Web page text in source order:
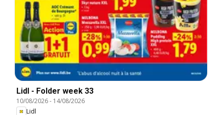
Lidl - Folder week 33
10/08/2026- 14/08/2026
Lidl